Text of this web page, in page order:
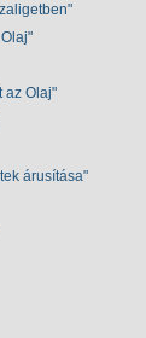
az Olaj
árusítása